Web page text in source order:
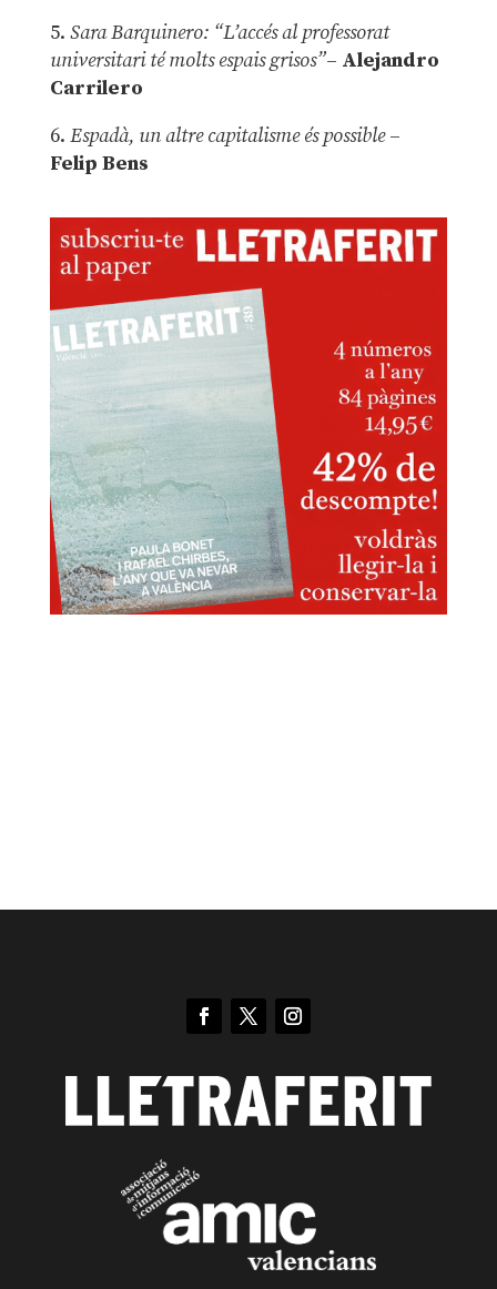
5. Sara Barquinero: “L’accés al professorat
universitari té molts espais grisos”– Alejandro
Carrilero
6. Espadà, un altre capitalisme és possible –
Felip Bens